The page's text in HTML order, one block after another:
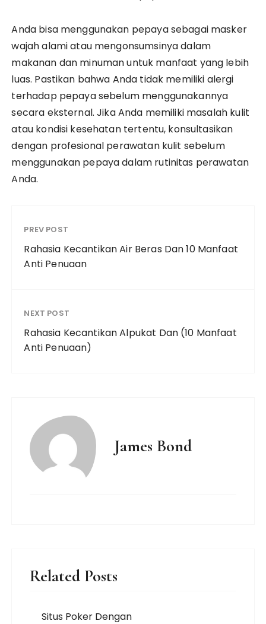
Anda bisa menggunakan pepaya sebagai masker
wajah alami atau mengonsumsinya dalam
makanan dan minuman untuk manfaat yang lebih
luas. Pastikan bahwa Anda tidak memiliki alergi
terhadap pepaya sebelum menggunakannya
secara eksternal. Jika Anda memiliki masalah kulit
atau kondisi kesehatan tertentu, konsultasikan
dengan profesional perawatan kulit sebelum
menggunakan pepaya dalam rutinitas perawatan
Anda.
PREV POST
Rahasia Kecantikan Air Beras Dan 10 Manfaat
Anti Penuaan
NEXT POST
Rahasia Kecantikan Alpukat Dan (10 Manfaat
Anti Penuaan)
James Bond
Related Posts
Situs Poker Dengan